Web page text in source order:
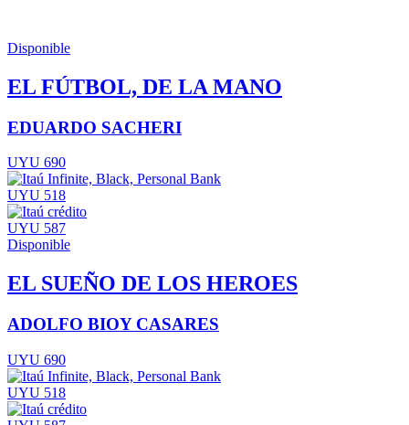
Disponible
EL FÚTBOL, DE LA MANO
EDUARDO SACHERI
UYU 690
UYU 518
UYU 587
Disponible
EL SUEÑO DE LOS HEROES
ADOLFO BIOY CASARES
UYU 690
UYU 518